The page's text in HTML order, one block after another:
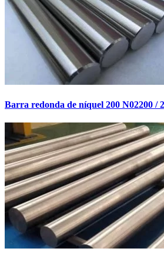
Barra redonda de níquel 200 N02200 /